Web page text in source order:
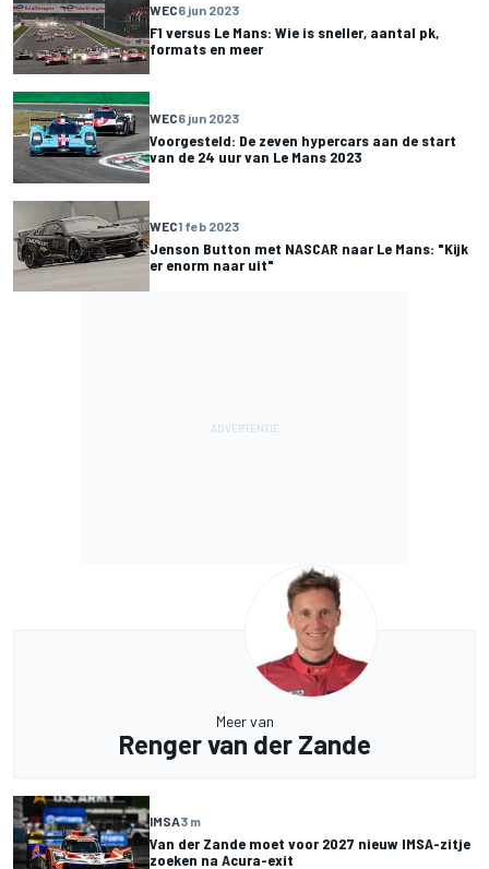
WEC6 jun 2023
F1 versus Le Mans: Wie is sneller, aantal pk,
formats en meer
WEC6 jun 2023
Voorgesteld: De zeven hypercars aan de start
van de 24 uur van Le Mans 2023
WEC1 feb 2023
Jenson Button met NASCAR naar Le Mans: "Kijk
er enorm naar uit"
Meer van
Renger van der Zande
IMSA3 m
Van der Zande moet voor 2027 nieuw IMSA-zitje
zoeken na Acura-exit